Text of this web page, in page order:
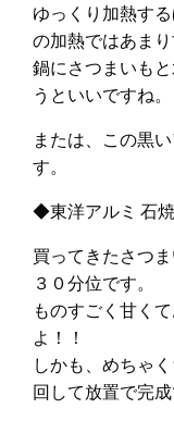
ゆっくり加熱す
の加熱ではあまり
鍋にさつまいも
うといいですね。
または、この黒
す。
◆東洋アルミ 石
買ってきたさつ
３０分位です。
ものすごく甘く
よ！！
しかも、めちゃ
回して放置で完成